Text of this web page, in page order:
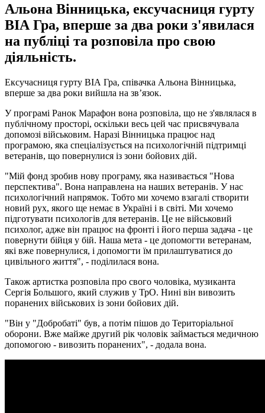
Альона Вінницька, ексучасниця гурту
ВІА Гра, вперше за два роки з'явилася
на публіці та розповіла про свою
діяльність.
Ексучасниця гурту ВІА Гра, співачка Альона Вінницька,
вперше за два роки вийшла на зв’язок.
У програмі Ранок Марафон вона розповіла, що не з'являлася в
публічному просторі, оскільки весь цей час присвячувала
допомозі військовим. Наразі Вінницька працює над
програмою, яка спеціалізується на психологічній підтримці
ветеранів, що повернулися із зони бойових дій.
"Мій фонд зробив нову програму, яка називається "Нова
перспектива". Вона направлена на наших ветеранів. У нас
психологічний напрямок. Тобто ми хочемо взагалі створити
новий рух, якого ще немає в Україні і в світі. Ми хочемо
підготувати психологів для ветеранів. Це не військовий
психолог, адже він працює на фронті і його перша задача - це
повернути бійця у бій. Наша мета - це допомогти ветеранам,
які вже повернулися, і допомогти їм прилаштуватися до
цивільного життя", - поділилася вона.
Також артистка розповіла про свого чоловіка, музиканта
Сергія Большого, який служив у ТрО. Нині він вивозить
поранених військових із зони бойових дій.
"Він у "Добробаті" був, а потім пішов до Територіальної
оборони. Вже майже другий рік чоловік займається медичною
допомогою - вивозить поранених", - додала вона.